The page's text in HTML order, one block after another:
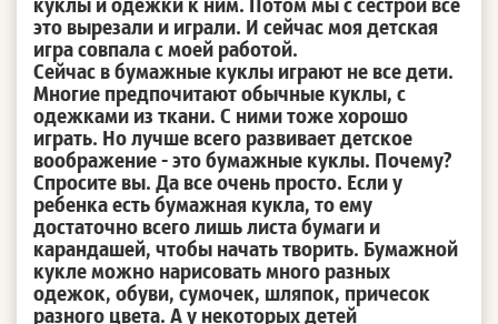
куклы и одежки к ним. Потом мы с сестрой все
это вырезали и играли. И сейчас моя детская
игра совпала с моей работой.
Сейчас в бумажные куклы играют не все дети.
Многие предпочитают обычные куклы, с
одежками из ткани. С ними тоже хорошо
играть. Но лучше всего развивает детское
воображение - это бумажные куклы. Почему?
Спросите вы. Да все очень просто. Если у
ребенка есть бумажная кукла, то ему
достаточно всего лишь листа бумаги и
карандашей, чтобы начать творить. Бумажной
кукле можно нарисовать много разных
одежок, обуви, сумочек, шляпок, причесок
разного цвета. А у некоторых детей